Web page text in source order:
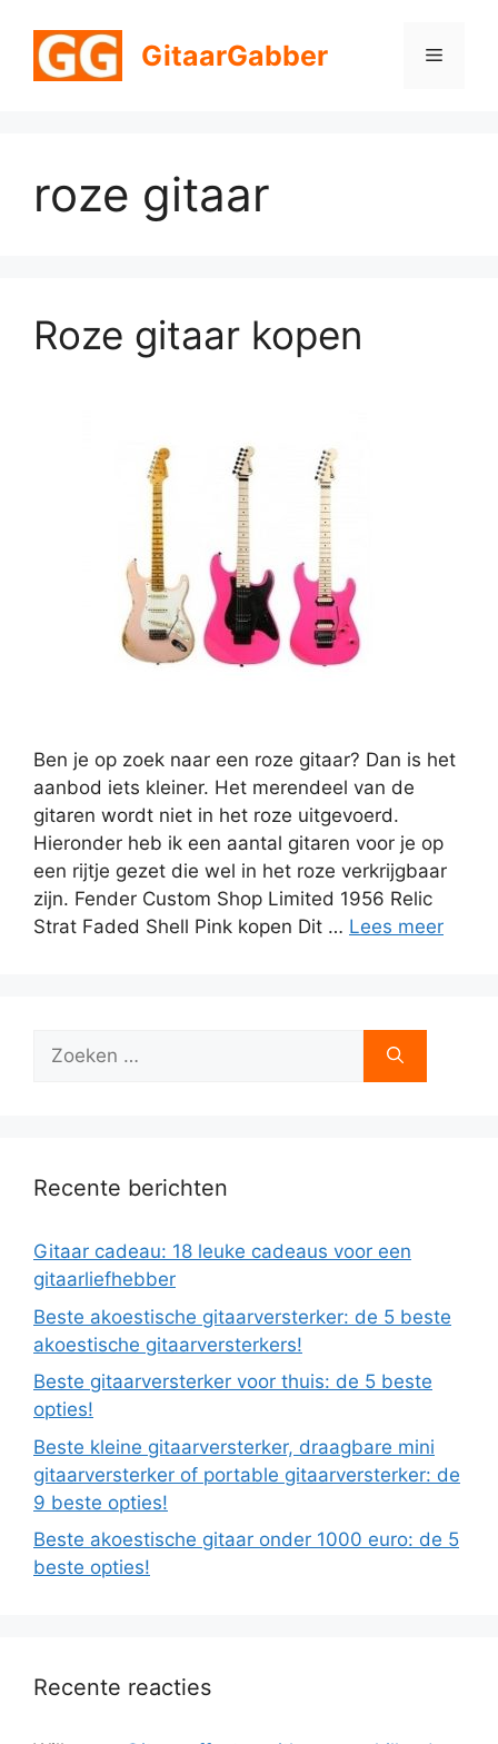
GitaarGabber Menu
roze gitaar
Roze gitaar kopen
Ben je op zoek naar een roze gitaar? Dan is het
aanbod iets kleiner. Het merendeel van de
gitaren wordt niet in het roze uitgevoerd.
Hieronder heb ik een aantal gitaren voor je op
een rijtje gezet die wel in het roze verkrijgbaar
zijn. Fender Custom Shop Limited 1956 Relic
Strat Faded Shell Pink kopen Dit … Lees meer
Zoek
Recente berichten
Gitaar cadeau: 18 leuke cadeaus voor een
gitaarliefhebber
Beste akoestische gitaarversterker: de 5 beste
akoestische gitaarversterkers!
Beste gitaarversterker voor thuis: de 5 beste
opties!
Beste kleine gitaarversterker, draagbare mini
gitaarversterker of portable gitaarversterker: de
9 beste opties!
Beste akoestische gitaar onder 1000 euro: de 5
beste opties!
Recente reacties